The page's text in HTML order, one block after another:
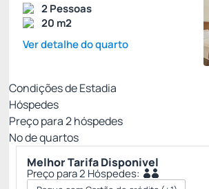
2 Pessoas
20 m2
Ver detalhe do quarto
Condições de Estadia
Hóspedes
Preço para2hóspedes
Nº de quartos
Melhor Tarifa Disponivel
Preço para 2 Hóspedes: